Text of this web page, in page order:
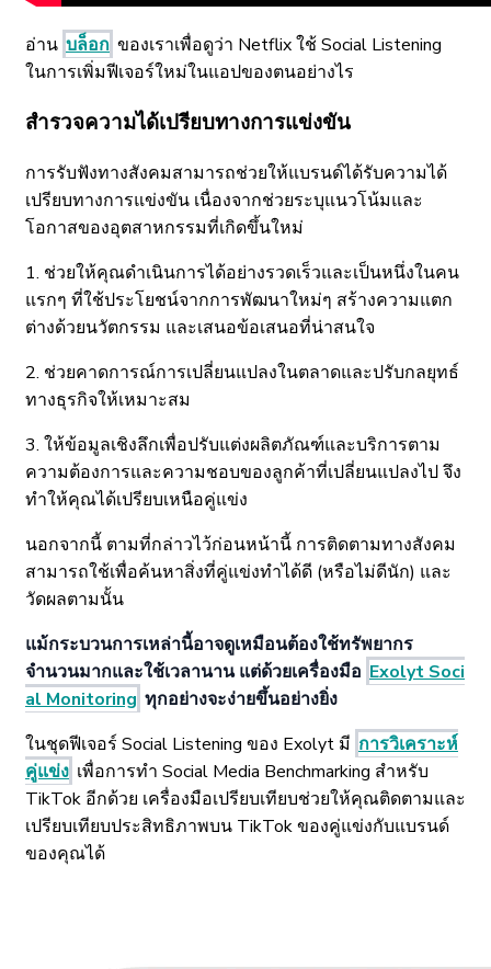
อ่าน บล็อก ของเราเพื่อดูว่า Netflix ใช้ Social Listening
ในการเพิ่มฟีเจอร์ใหม่ในแอปของตนอย่างไร
สำรวจความได้เปรียบทางการแข่งขัน
การรับฟังทางสังคมสามารถช่วยให้แบรนด์ได้รับความได้
เปรียบทางการแข่งขัน เนื่องจากช่วยระบุแนวโน้มและ
โอกาสของอุตสาหกรรมที่เกิดขึ้นใหม่
1. ช่วยให้คุณดำเนินการได้อย่างรวดเร็วและเป็นหนึ่งในคน
แรกๆ ที่ใช้ประโยชน์จากการพัฒนาใหม่ๆ สร้างความแตก
ต่างด้วยนวัตกรรม และเสนอข้อเสนอที่น่าสนใจ
2. ช่วยคาดการณ์การเปลี่ยนแปลงในตลาดและปรับกลยุทธ์
ทางธุรกิจให้เหมาะสม
3. ให้ข้อมูลเชิงลึกเพื่อปรับแต่งผลิตภัณฑ์และบริการตาม
ความต้องการและความชอบของลูกค้าที่เปลี่ยนแปลงไป จึง
ทำให้คุณได้เปรียบเหนือคู่แข่ง
นอกจากนี้ ตามที่กล่าวไว้ก่อนหน้านี้ การติดตามทางสังคม
สามารถใช้เพื่อค้นหาสิ่งที่คู่แข่งทำได้ดี (หรือไม่ดีนัก) และ
วัดผลตามนั้น
แม้กระบวนการเหล่านี้อาจดูเหมือนต้องใช้ทรัพยากร
จำนวนมากและใช้เวลานาน แต่ด้วยเครื่องมือ Exolyt Soci
al Monitoring ทุกอย่างจะง่ายขึ้นอย่างยิ่ง
ในชุดฟีเจอร์ Social Listening ของ Exolyt มี การวิเคราะห์
คู่แข่ง เพื่อการทำ Social Media Benchmarking สำหรับ
TikTok อีกด้วย เครื่องมือเปรียบเทียบช่วยให้คุณติดตามและ
เปรียบเทียบประสิทธิภาพบน TikTok ของคู่แข่งกับแบรนด์
ของคุณได้